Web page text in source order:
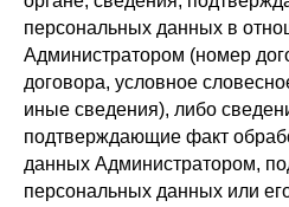
персональных данных в
Администратором (номер
договора, условное
иные сведения), либо
подтверждающие факт
данных Администратором,
персональных данных или